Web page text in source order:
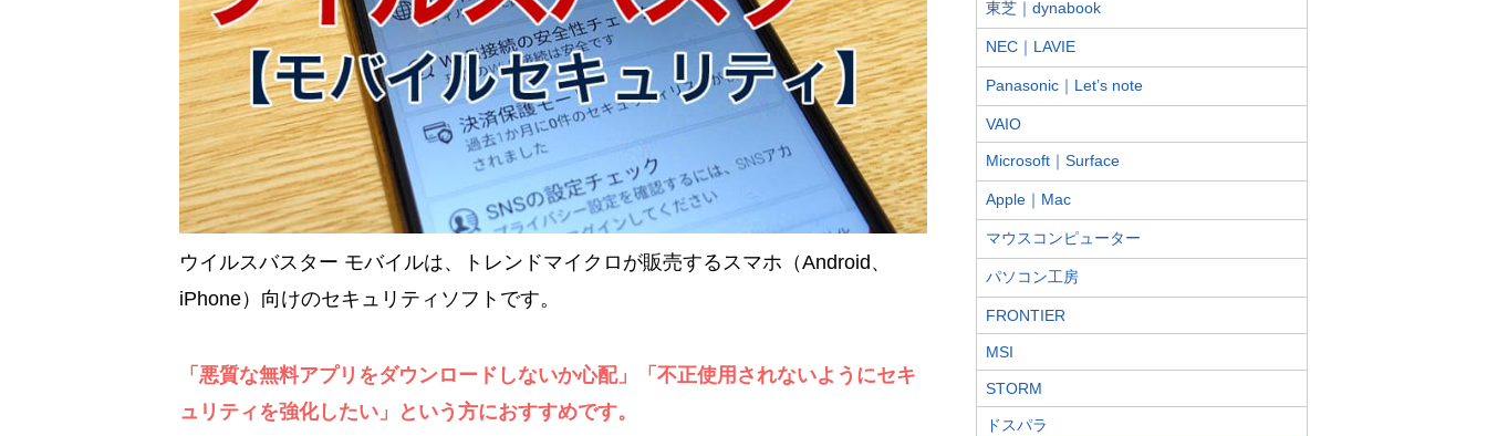
ウイルスバスター モバイルは、トレンドマイクロが販売するスマホ（Android、
iPhone）向けのセキュリティソフトです。
「悪質な無料アプリをダウンロードしないか心配」「不正使用されないようにセキ
ュリティを強化したい」という方におすすめです。
東芝｜dynabook
NEC｜LAVIE
Panasonic｜Let’s note
VAIO
Microsoft｜Surface
Apple｜Mac
マウスコンピューター
パソコン工房
FRONTIER
MSI
STORM
ドスパラ